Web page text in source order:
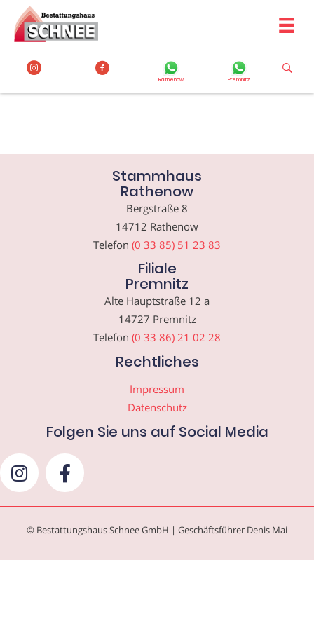
Inhalt
springen
Rathenow Premnitz
Stammhaus
Rathenow
Bergstraße 8
14712 Rathenow
Telefon (0 33 85) 51 23 83
Filiale
Premnitz
Alte Hauptstraße 12 a
14727 Premnitz
Telefon (0 33 86) 21 02 28
Rechtliches
Impressum
Datenschutz
Folgen Sie uns auf Social Media
© Bestattungshaus Schnee GmbH | Geschäftsführer Denis Mai